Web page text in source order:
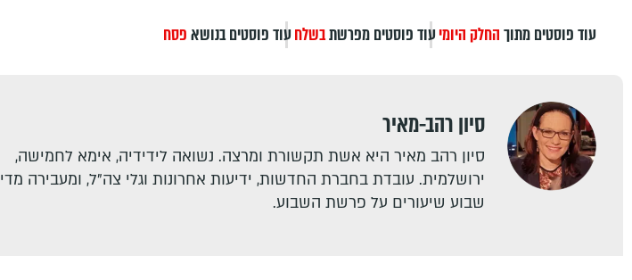
עוד פוסטים מתוךהחלק היומיעוד פוסטים מפרשתבשלחעוד פוסטים בנושאפסח
סיון רהב-מאיר
סיון רהב מאיר היא אשת תקשורת ומרצה. נשואה לידידיה, אימא לחמישה,
ירושלמית. עובדת בחברת החדשות, ידיעות אחרונות וגלי צה"ל, ומעבירה מדי
שבוע שיעורים על פרשת השבוע.